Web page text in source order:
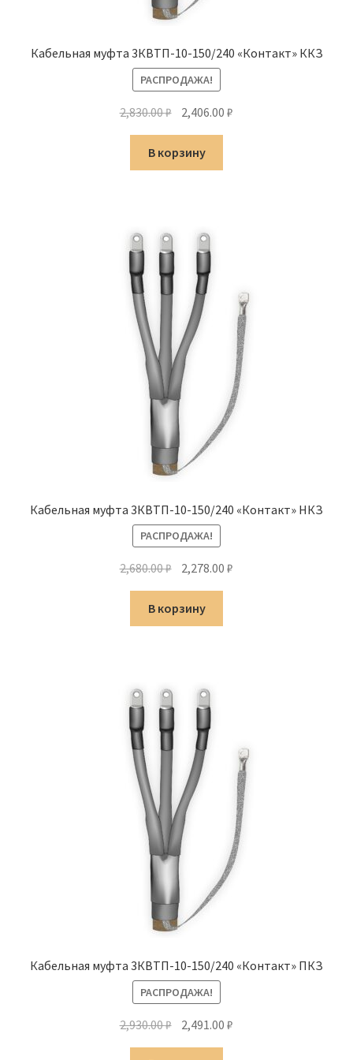
Кабельная муфта 3КВТП-10-150/240 «Контакт» ККЗ
РАСПРОДАЖА!
2,830.00₽ Первоначальная
составляла
2,830.00 ₽.
2,406.00₽
В корзину
Кабельная муфта 3КВТП-10-150/240 «Контакт» НКЗ
РАСПРОДАЖА!
2,680.00₽ Первоначальная
цена
составляла
2,680.00 ₽.
2,278.00₽
В корзину
Кабельная муфта 3КВТП-10-150/240 «Контакт» ПКЗ
РАСПРОДАЖА!
2,930.00₽ Первоначальная
2,491.00₽